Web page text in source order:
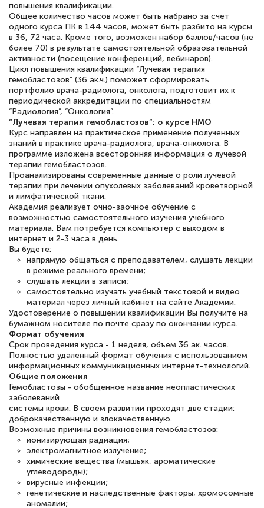
Евгения Коротких
Знаток города 2 уровня
12 марта 2026
Спасибо большое Академии! Грамотное,
вежливое сопровождение! Всё чётко и
понятно! Проходила повышение
квалификации. Ещё раз - СПАСИБО!
Елена Петрикс
Знаток города 5 уровня
11 марта 2026
Всем добрый день! Я прошла курс
повышени каалификации по
специальности «Тренер-преподаватель
по тяжелой атлетике»! Хочется
подчеркуть, что при обращении
оперативно связались со мной
специалисты, ответили на все
интересующие вопросы и в течении
двух…
Светлана К
Знаток города 7 уровня
10 марта 2026
Оставила заявку на обучение онлайн, мне
повышения квалификации.
Общее количество часов может быть набрано за счет
одного курса ПК в 144 часов, может быть разбито на курсы
в 36, 72 часа. Кроме того, возможен набор баллов/часов (не
более 70) в результате самостоятельной образовательной
активности (посещение конференций, вебинаров).
Цикл повышения квалификации “Лучевая терапия
гемобластозов” (36 ак.ч.) поможет сформировать
портфолио врача-радиолога, онколога, подготовит их к
периодической аккредитации по специальностям
“Радиология”, “Онкология”.
“Лучевая терапия гемобластозов”: о курсе НМО
Курс направлен на практическое применение полученных
знаний в практике врача-радиолога, врача-онколога. В
программе изложена всесторонняя информация о лучевой
терапии гемобластозов.
Проанализированы современные данные о роли лучевой
терапии при лечении опухолевых заболеваний кроветворной
и лимфатической ткани.
Академия реализует очно-заочное обучение с
возможностью самостоятельного изучения учебного
материала. Вам потребуется компьютер с выходом в
интернет и 2-3 часа в день.
Вы будете:
напрямую общаться с преподавателем, слушать лекции
в режиме реального времени;
слушать лекции в записи;
самостоятельно изучать учебный текстовой и видео
материал через личный кабинет на сайте Академии.
Удостоверение о повышении квалификации Вы получите на
бумажном носителе по почте сразу по окончании курса.
Формат обучения
Срок проведения курса - 1 неделя, объем 36 ак. часов.
Полностью удаленный формат обучения с использованием
информационных коммуникационных интернет-технологий.
Общие положения
Гемобластозы - обобщенное название неопластических
заболеваний
системы крови. В своем развитии проходят две стадии:
доброкачественную и злокачественную.
Возможные причины возникновения гемобластозов:
ионизирующая радиация;
электромагнитное излучение;
химические вещества (мышьяк, ароматические
углеводороды);
вирусные инфекции;
генетические и наследственные факторы, хромосомные
аномалии;